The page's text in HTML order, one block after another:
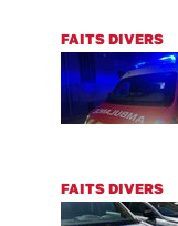
FAITS DIVERS
FAITS DIVERS